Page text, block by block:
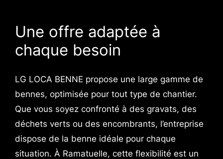
Une offre adaptée à
chaque besoin
LG LOCA BENNE propose une large gamme de
bennes, optimisée pour tout type de chantier.
Que vous soyez confronté à des gravats, des
déchets verts ou des encombrants, l’entreprise
dispose de la benne idéale pour chaque
situation. À Ramatuelle, cette flexibilité est un